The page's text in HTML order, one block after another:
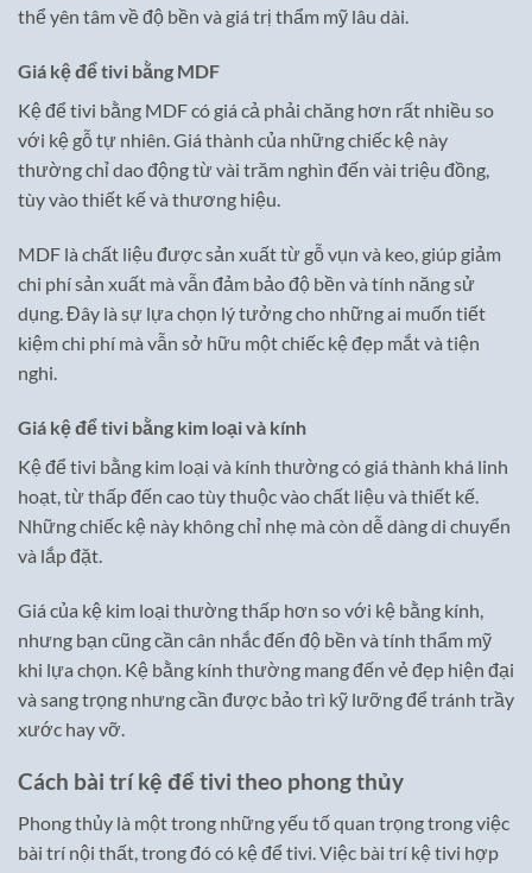
thể yên tâm về độ bền và giá trị thẩm mỹ lâu dài.
Giá kệ để tivi bằng MDF
Kệ để tivi bằng MDF có giá cả phải chăng hơn rất nhiều so
với kệ gỗ tự nhiên. Giá thành của những chiếc kệ này
thường chỉ dao động từ vài trăm nghìn đến vài triệu đồng,
tùy vào thiết kế và thương hiệu.
MDF là chất liệu được sản xuất từ gỗ vụn và keo, giúp giảm
chi phí sản xuất mà vẫn đảm bảo độ bền và tính năng sử
dụng. Đây là sự lựa chọn lý tưởng cho những ai muốn tiết
kiệm chi phí mà vẫn sở hữu một chiếc kệ đẹp mắt và tiện
nghi.
Giá kệ để tivi bằng kim loại và kính
Kệ để tivi bằng kim loại và kính thường có giá thành khá linh
hoạt, từ thấp đến cao tùy thuộc vào chất liệu và thiết kế.
Những chiếc kệ này không chỉ nhẹ mà còn dễ dàng di chuyển
và lắp đặt.
Giá của kệ kim loại thường thấp hơn so với kệ bằng kính,
nhưng bạn cũng cần cân nhắc đến độ bền và tính thẩm mỹ
khi lựa chọn. Kệ bằng kính thường mang đến vẻ đẹp hiện đại
và sang trọng nhưng cần được bảo trì kỹ lưỡng để tránh trầy
xước hay vỡ.
Cách bài trí kệ để tivi theo phong thủy
Phong thủy là một trong những yếu tố quan trọng trong việc
bài trí nội thất, trong đó có kệ để tivi. Việc bài trí kệ tivi hợp